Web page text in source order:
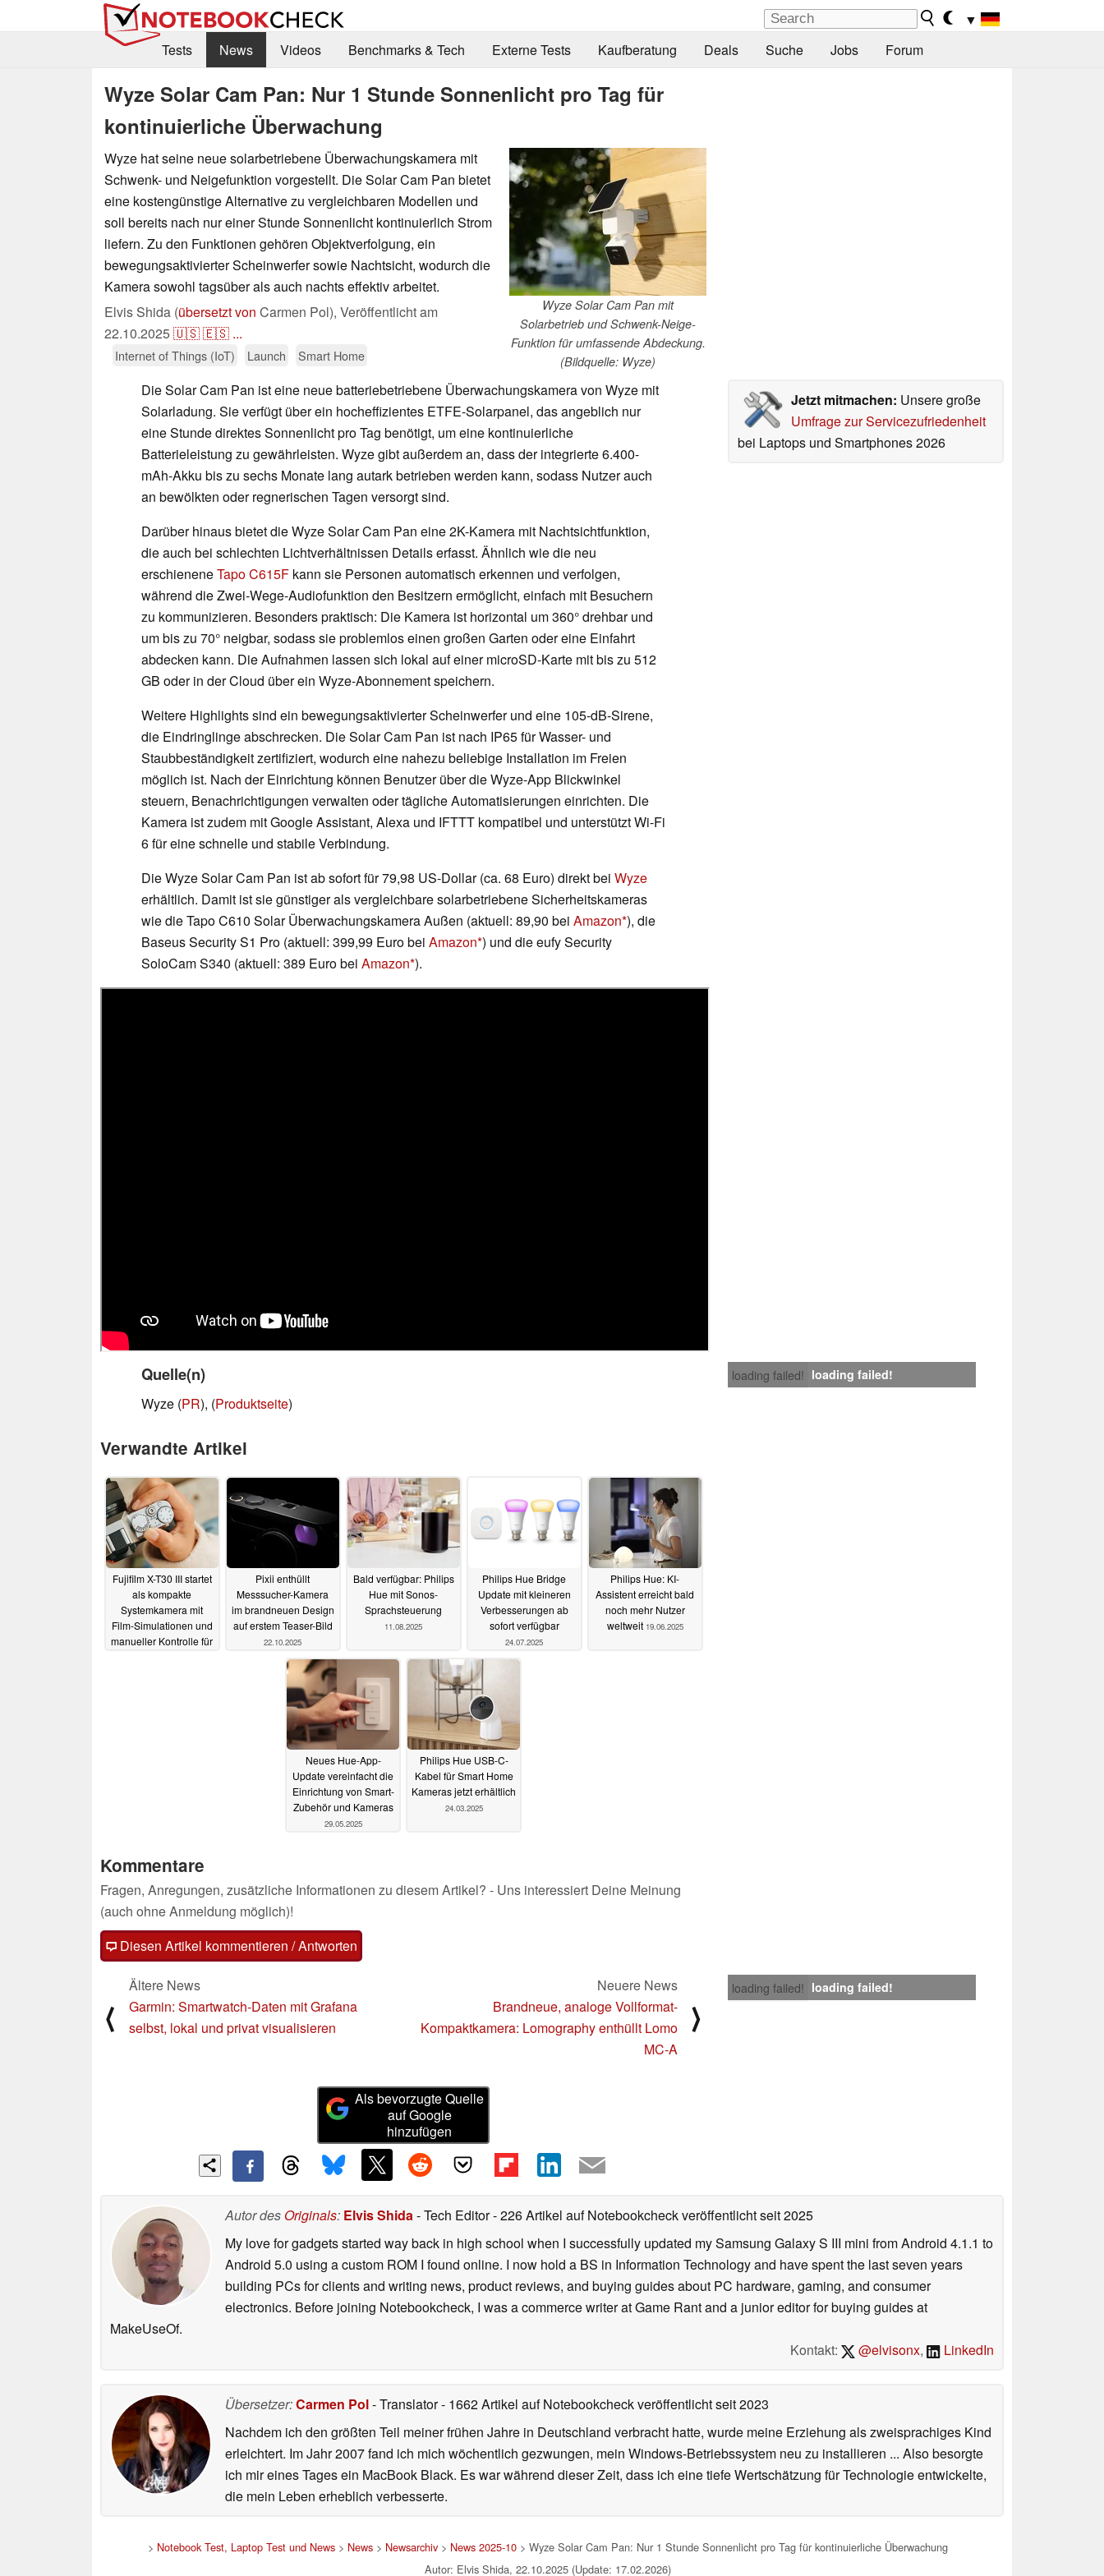
▼
Tests
News Videos Benchmarks & Tech Externe Tests Kaufberatung Deals Suche Jobs Forum
Wyze Solar Cam Pan: Nur 1 Stunde Sonnenlicht pro Tag für
kontinuierliche Überwachung
Wyze Solar Cam Pan mit
Solarbetrieb und Schwenk-Neige-
Funktion für umfassende Abdeckung.
(Bildquelle: Wyze)
Wyze hat seine neue solarbetriebene Überwachungskamera mit
Schwenk- und Neigefunktion vorgestellt. Die Solar Cam Pan bietet
eine kostengünstige Alternative zu vergleichbaren Modellen und
soll bereits nach nur einer Stunde Sonnenlicht kontinuierlich Strom
liefern. Zu den Funktionen gehören Objektverfolgung, ein
bewegungsaktivierter Scheinwerfer sowie Nachtsicht, wodurch die
Kamera sowohl tagsüber als auch nachts effektiv arbeitet.
Elvis Shida (übersetzt von Carmen Pol), Veröffentlicht am
22.10.2025🇺🇸🇪🇸 ...
Internet of Things (IoT) Launch Smart Home
Jetzt mitmachen: Unsere große
Umfrage zur Servicezufriedenheit
bei Laptops und Smartphones 2026
Die Solar Cam Pan ist eine neue batteriebetriebene Überwachungskamera von Wyze mit
Solarladung. Sie verfügt über ein hocheffizientes ETFE-Solarpanel, das angeblich nur
eine Stunde direktes Sonnenlicht pro Tag benötigt, um eine kontinuierliche
Batterieleistung zu gewährleisten. Wyze gibt außerdem an, dass der integrierte 6.400-
mAh-Akku bis zu sechs Monate lang autark betrieben werden kann, sodass Nutzer auch
an bewölkten oder regnerischen Tagen versorgt sind.
Darüber hinaus bietet die Wyze Solar Cam Pan eine 2K-Kamera mit Nachtsichtfunktion,
die auch bei schlechten Lichtverhältnissen Details erfasst. Ähnlich wie die neu
erschieneneTapo C615F kann sie Personen automatisch erkennen und verfolgen,
während die Zwei-Wege-Audiofunktion den Besitzern ermöglicht, einfach mit Besuchern
zu kommunizieren. Besonders praktisch: Die Kamera ist horizontal um 360° drehbar und
um bis zu 70° neigbar, sodass sie problemlos einen großen Garten oder eine Einfahrt
abdecken kann. Die Aufnahmen lassen sich lokal auf einer microSD-Karte mit bis zu 512
GB oder in der Cloud über ein Wyze-Abonnement speichern.
Weitere Highlights sind ein bewegungsaktivierter Scheinwerfer und eine 105-dB-Sirene,
die Eindringlinge abschrecken. Die Solar Cam Pan ist nach IP65 für Wasser- und
Staubbeständigkeit zertifiziert, wodurch eine nahezu beliebige Installation im Freien
möglich ist. Nach der Einrichtung können Benutzer über die Wyze-App Blickwinkel
steuern, Benachrichtigungen verwalten oder tägliche Automatisierungen einrichten. Die
Kamera ist zudem mit Google Assistant, Alexa und IFTTT kompatibel und unterstützt Wi-Fi
6 für eine schnelle und stabile Verbindung.
Die Wyze Solar Cam Pan ist ab sofort für 79,98 US-Dollar (ca. 68 Euro) direkt bei Wyze
erhältlich. Damit ist sie günstiger als vergleichbare solarbetriebene Sicherheitskameras
wie die Tapo C610 Solar Überwachungskamera Außen (aktuell: 89,90 bei Amazon ), die
Baseus Security S1 Pro (aktuell: 399,99 Euro bei Amazon ) und die eufy Security
SoloCam S340 (aktuell: 389 Euro bei Amazon ).
loading failed! loading failed!
Quelle(n)
Wyze (PR), (Produktseite)
Verwandte Artikel
Fujifilm X-T30 III startet
als kompakte
Systemkamera mit
Film-Simulationen und
manueller Kontrolle für
Pixii enthüllt
Messsucher-Kamera
im brandneuen Design
auf erstem Teaser-Bild
22.10.2025
Bald verfügbar: Philips
Hue mit Sonos-
Sprachsteuerung
11.08.2025
Philips Hue Bridge
Update mit kleineren
Verbesserungen ab
sofort verfügbar
24.07.2025
Philips Hue: KI-
Assistent erreicht bald
noch mehr Nutzer
weltweit 19.06.2025
Neues Hue-App-
Update vereinfacht die
Einrichtung von Smart-
Zubehör und Kameras
29.05.2025
Philips Hue USB-C-
Kabel für Smart Home
Kameras jetzt erhältlich
24.03.2025
Kommentare
Fragen, Anregungen, zusätzliche Informationen zu diesem Artikel? - Uns interessiert Deine Meinung
(auch ohne Anmeldung möglich)!
Diesen Artikel kommentieren / Antworten
loading failed! loading failed!
⟨
Ältere News
Garmin: Smartwatch-Daten mit Grafana
selbst, lokal und privat visualisieren
Neuere News
Brandneue, analoge Vollformat-
Kompaktkamera: Lomography enthüllt Lomo
MC-A
⟩
Als bevorzugte Quelle
auf Google
hinzufügen
Autor des Originals: Elvis Shida- Tech Editor- 226 Artikel auf Notebookcheck veröffentlichtseit 2025
My love for gadgets started way back in high school when I successfully updated my Samsung Galaxy S III mini from Android 4.1.1 to
Android 5.0 using a custom ROM I found online. I now hold a BS in Information Technology and have spent the last seven years
building PCs for clients and writing news, product reviews, and buying guides about PC hardware, gaming, and consumer
electronics. Before joining Notebookcheck, I was a commerce writer at Game Rant and a junior editor for buying guides at
MakeUseOf.
Kontakt:
@elvisonx, LinkedIn
Übersetzer:Carmen Pol- Translator- 1662 Artikel auf Notebookcheck veröffentlichtseit 2023
Nachdem ich den größten Teil meiner frühen Jahre in Deutschland verbracht hatte, wurde meine Erziehung als zweisprachiges Kind
erleichtert. Im Jahr 2007 fand ich mich wöchentlich gezwungen, mein Windows-Betriebssystem neu zu installieren ... Also besorgte
ich mir eines Tages ein MacBook Black. Es war während dieser Zeit, dass ich eine tiefe Wertschätzung für Technologie entwickelte,
die mein Leben erheblich verbesserte.
> Notebook Test, Laptop Test und News > News > Newsarchiv > News 2025-10 > Wyze Solar Cam Pan: Nur 1 Stunde Sonnenlicht pro Tag für kontinuierliche Überwachung
Autor: Elvis Shida, 22.10.2025 (Update: 17.02.2026)